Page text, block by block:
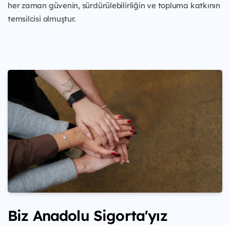
her zaman güvenin, sürdürülebilirliğin ve topluma katkının
temsilcisi olmuştur.
Biz Anadolu Sigorta'yız